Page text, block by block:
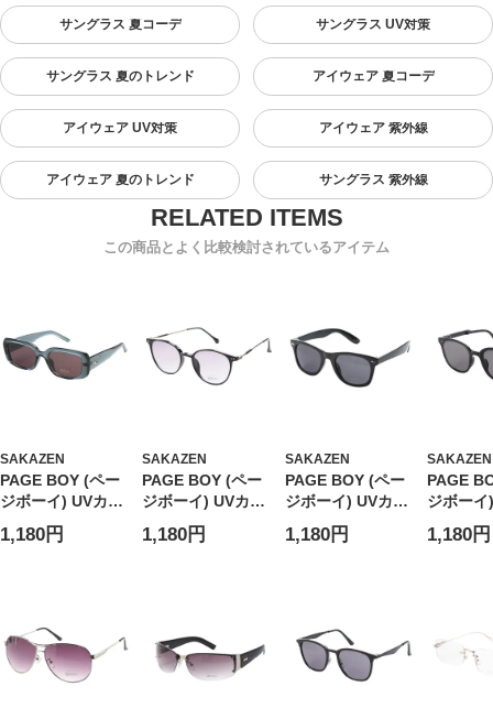
サングラス 夏コーデ サングラス UV対策
サングラス 夏のトレンド アイウェア 夏コーデ
アイウェア UV対策 アイウェア 紫外線
アイウェア 夏のトレンド サングラス 紫外線
この商品とよく比較検討されているアイテム
SAKAZEN
PAGE BOY (ペー
ジボーイ) UVカッ
ト スクエア サン
グラス ユニセック
1,180円
SAKAZEN
PAGE BOY (ペー
ジボーイ) UVカッ
ト ラウンド サン
グラス ユニセック
ングラス 紫外線対
策 PY2868
1,180円
SAKAZEN
PAGE BOY (ペー
ジボーイ) UVカッ
ト 黒縁ウェリント
ン サングラス ユ
達メガネ 紫外線対
策 PY1181
1,180円
SAKAZEN
PAGE
ジボー
ト 折り
ストン
PY2924
1,180円